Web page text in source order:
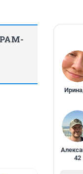
Ирина
42